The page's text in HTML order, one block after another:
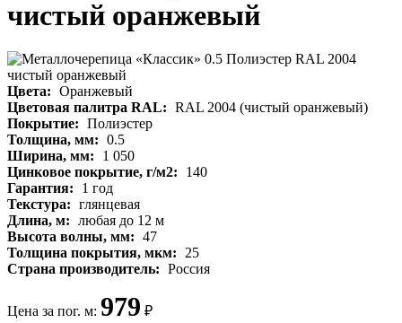
чистый оранжевый
Цвета: Оранжевый
Цветовая палитра RAL: RAL 2004 (чистый оранжевый)
Покрытие: Полиэстер
Толщина, мм: 0.5
Ширина, мм:
1 050
Цинковое покрытие, г/м2:
140
Гарантия:
1 год
Текстура: глянцевая
Длина, м: любая до 12 м
Высота волны, мм: 47
Толщина покрытия, мкм: 25
Страна производитель: Россия
Цена за пог. м: 979 ₽